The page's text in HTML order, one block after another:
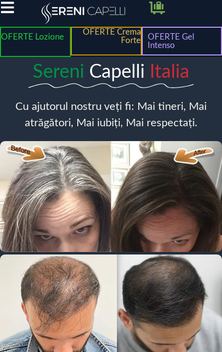
OFERTE Lozione
OFERTE Crema
Forte
OFERTE Gel
Intenso
Sereni Capelli Italia
Cu ajutorul nostru veți fi: Mai tineri, Mai
atrăgători, Mai iubiți, Mai respectați.